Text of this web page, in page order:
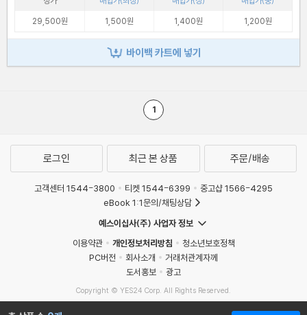
29,500원
1,500원 1,400원 1,200원
바이백 카트에 넣기
1
로그인 최근 본 상품 주문/배송
고객센터 1544-3800 티켓 1544-6399
중고샵 1566-4295
eBook 1:1문의/채팅상담
예스이십사(주) 사업자 정보
이용약관
개인정보처리방침
청소년보호정책
PC버전
회사소개
거래처관계자께
도서홍보
광고
Copyright © YES24 Corp. All Rights Reserved.
MATOM2